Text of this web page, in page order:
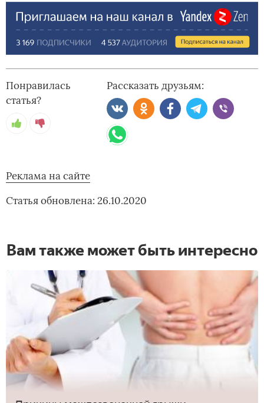
Понравилась
статья?
Рассказать друзьям:
Реклама на сайте
Статья обновлена: 26.10.2020
Вам также может быть интересно